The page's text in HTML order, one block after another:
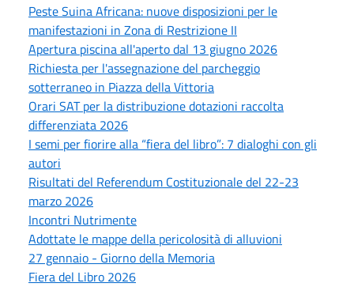
Peste Suina Africana: nuove disposizioni per le
manifestazioni in Zona di Restrizione II
Apertura piscina all'aperto dal 13 giugno 2026
Richiesta per l'assegnazione del parcheggio
sotterraneo in Piazza della Vittoria
Orari SAT per la distribuzione dotazioni raccolta
differenziata 2026
I semi per fiorire alla “fiera del libro”: 7 dialoghi con gli
autori
Risultati del Referendum Costituzionale del 22-23
marzo 2026
Incontri Nutrimente
Adottate le mappe della pericolosità di alluvioni
27 gennaio - Giorno della Memoria
Fiera del Libro 2026